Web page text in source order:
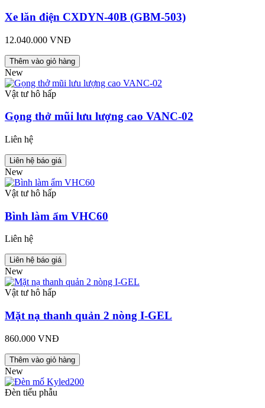
Xe lăn điện CXDYN-40B (GBM-503)
12.040.000 VNĐ
Thêm vào giỏ hàng
New
Vật tư hô hấp
Gọng thở mũi lưu lượng cao VANC-02
Liên hệ
Liên hệ báo giá
New
Vật tư hô hấp
Bình làm ẩm VHC60
Liên hệ
Liên hệ báo giá
New
Vật tư hô hấp
Mặt nạ thanh quản 2 nòng I-GEL
860.000 VNĐ
Thêm vào giỏ hàng
New
Đèn tiểu phẫu